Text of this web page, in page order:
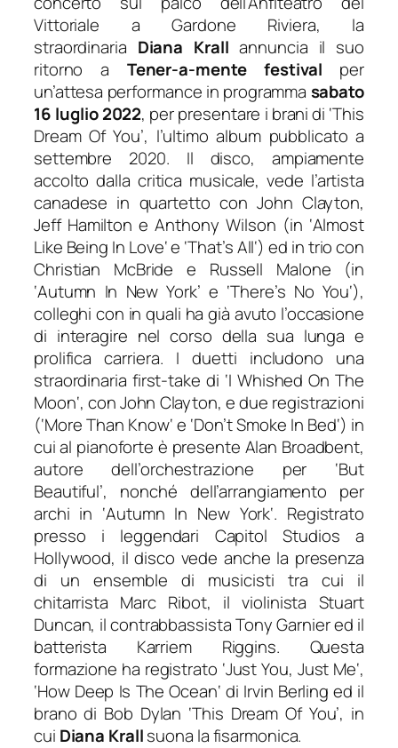
Vittoriale a Gardone Riviera, la
straordinaria Diana Krall annuncia il suo
ritorno a Tener-a-mente festival per
un’attesa performance in programma sabato
16 luglio 2022, per presentare i brani di ‘This
Dream Of You’, l’ultimo album pubblicato a
settembre 2020. Il disco, ampiamente
accolto dalla critica musicale, vede l’artista
canadese in quartetto con John Clayton,
Jeff Hamilton e Anthony Wilson (in ‘Almost
Like Being In Love‘ e ‘That’s All‘) ed in trio con
Christian McBride e Russell Malone (in
‘Autumn In New York’ e ‘There’s No You‘),
colleghi con in quali ha già avuto l’occasione
di interagire nel corso della sua lunga e
prolifica carriera. I duetti includono una
straordinaria first-take di ‘I Whished On The
Moon‘, con John Clayton, e due registrazioni
(‘More Than Know‘ e ‘Don’t Smoke In Bed‘) in
cui al pianoforte è presente Alan Broadbent,
autore dell’orchestrazione per ‘But
Beautiful’, nonché dell’arrangiamento per
archi in ‘Autumn In New York‘. Registrato
presso i leggendari Capitol Studios a
Hollywood, il disco vede anche la presenza
di un ensemble di musicisti tra cui il
chitarrista Marc Ribot, il violinista Stuart
Duncan, il contrabbassista Tony Garnier ed il
batterista Karriem Riggins. Questa
formazione ha registrato ‘Just You, Just Me‘,
‘How Deep Is The Ocean‘ di Irvin Berling ed il
brano di Bob Dylan ‘This Dream Of You’, in
cui Diana Krallsuona la fisarmonica.